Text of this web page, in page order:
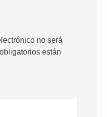
no será
están